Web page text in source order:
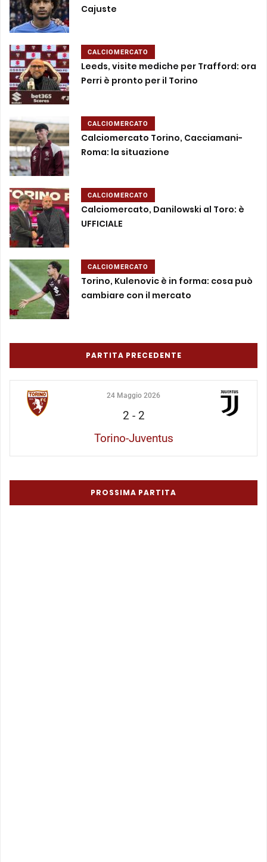
Cajuste
CALCIOMERCATO
Leeds, visite mediche per Trafford: ora
Perri è pronto per il Torino
CALCIOMERCATO
Calciomercato Torino, Cacciamani-
Roma: la situazione
CALCIOMERCATO
Calciomercato, Danilowski al Toro: è
UFFICIALE
CALCIOMERCATO
Torino, Kulenovic è in forma: cosa può
cambiare con il mercato
PARTITA PRECEDENTE
24 Maggio 2026
2 - 2
Torino-Juventus
PROSSIMA PARTITA